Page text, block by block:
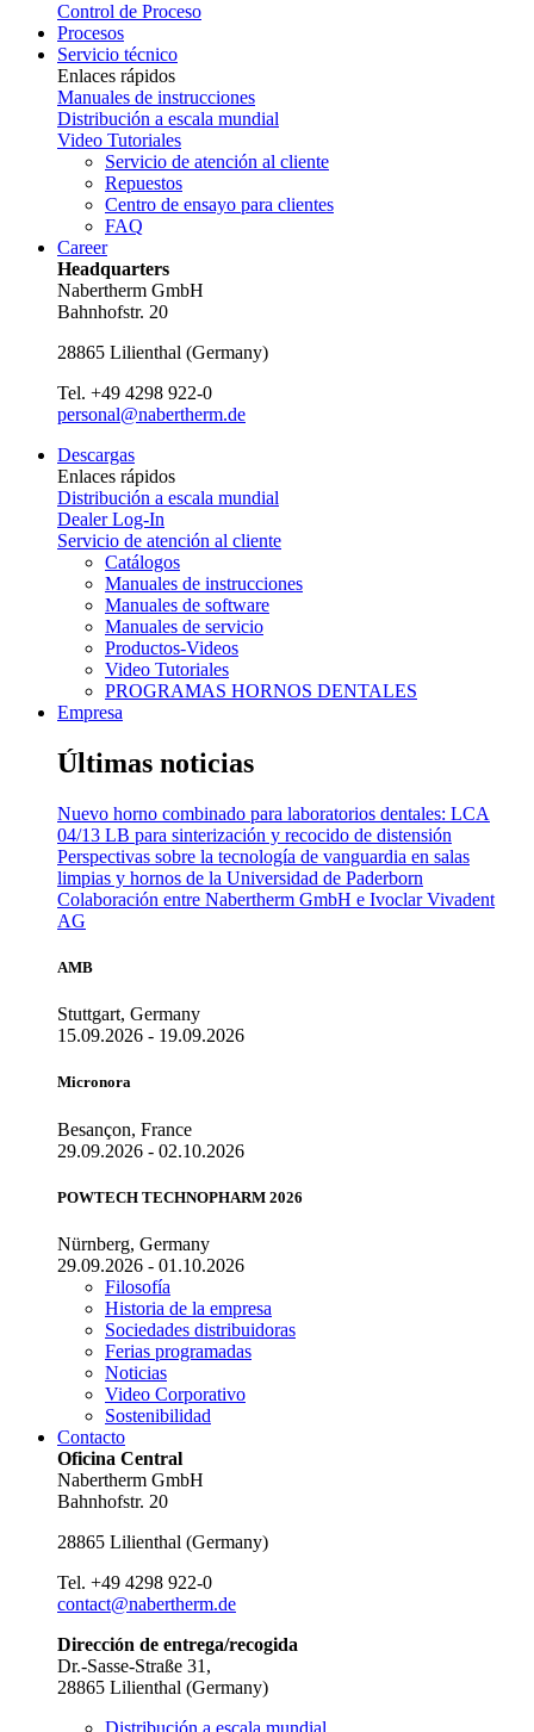
Control de Proceso
Procesos
Servicio técnico
Enlaces rápidos
Manuales de instrucciones
Distribución a escala mundial
Video Tutoriales
Servicio de atención al cliente
Repuestos
Centro de ensayo para clientes
FAQ
Career
Headquarters
Nabertherm GmbH
Bahnhofstr. 20
28865 Lilienthal (Germany)
Tel. +49 4298 922-0
personal@nabertherm.de
Descargas
Enlaces rápidos
Distribución a escala mundial
Dealer Log-In
Servicio de atención al cliente
Catálogos
Manuales de instrucciones
Manuales de software
Manuales de servicio
Productos-Videos
Video Tutoriales
PROGRAMAS HORNOS DENTALES
Empresa
Últimas noticias
Nuevo horno combinado para laboratorios dentales: LCA
04/13 LB para sinterización y recocido de distensión
Perspectivas sobre la tecnología de vanguardia en salas
limpias y hornos de la Universidad de Paderborn
Colaboración entre Nabertherm GmbH e Ivoclar Vivadent
AG
AMB
Stuttgart, Germany
15.09.2026 - 19.09.2026
Micronora
Besançon, France
29.09.2026 - 02.10.2026
POWTECH TECHNOPHARM 2026
Nürnberg, Germany
29.09.2026 - 01.10.2026
Filosofía
Historia de la empresa
Sociedades distribuidoras
Ferias programadas
Noticias
Video Corporativo
Sostenibilidad
Contacto
Oficina Central
Nabertherm GmbH
Bahnhofstr. 20
28865 Lilienthal (Germany)
Tel. +49 4298 922-0
contact@nabertherm.de
Dirección de entrega/recogida
Dr.-Sasse-Straße 31,
28865 Lilienthal (Germany)
Distribución a escala mundial